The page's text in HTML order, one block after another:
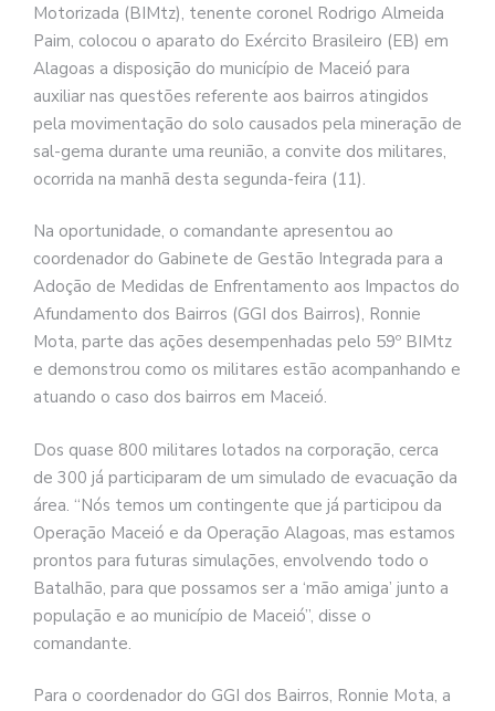
Motorizada (BIMtz), tenente coronel Rodrigo Almeida
Paim, colocou o aparato do Exército Brasileiro (EB) em
Alagoas a disposição do município de Maceió para
auxiliar nas questões referente aos bairros atingidos
pela movimentação do solo causados pela mineração de
sal-gema durante uma reunião, a convite dos militares,
ocorrida na manhã desta segunda-feira (11).
Na oportunidade, o comandante apresentou ao
coordenador do Gabinete de Gestão Integrada para a
Adoção de Medidas de Enfrentamento aos Impactos do
Afundamento dos Bairros (GGI dos Bairros), Ronnie
Mota, parte das ações desempenhadas pelo 59º BIMtz
e demonstrou como os militares estão acompanhando e
atuando o caso dos bairros em Maceió.
Dos quase 800 militares lotados na corporação, cerca
de 300 já participaram de um simulado de evacuação da
área. “Nós temos um contingente que já participou da
Operação Maceió e da Operação Alagoas, mas estamos
prontos para futuras simulações, envolvendo todo o
Batalhão, para que possamos ser a ‘mão amiga’ junto a
população e ao município de Maceió”, disse o
comandante.
Para o coordenador do GGI dos Bairros, Ronnie Mota, a